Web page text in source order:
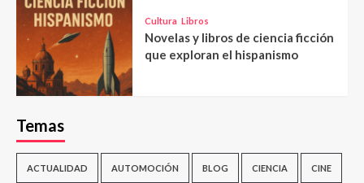
Cultura Libros
Novelas y libros de ciencia ficción
que exploran el hispanismo
Temas
ACTUALIDAD AUTOMOCIÓN BLOG CIENCIA CINE